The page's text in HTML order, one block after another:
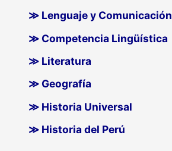
≫ Lenguaje y Comunicación
≫ Competencia Lingüística
≫ Literatura
≫ Geografía
≫ Historia Universal
≫ Historia del Perú